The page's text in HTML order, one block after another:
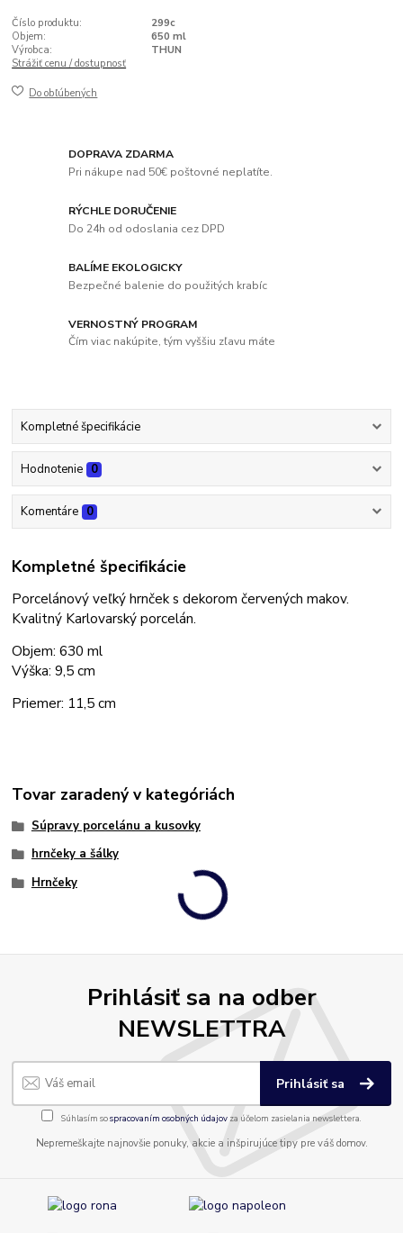
Číslo produktu:
299c
Objem:
650 ml
Výrobca:
THUN
Strážiť cenu / dostupnosť
Do obľúbených
DOPRAVA ZDARMA
Pri nákupe nad 50€ poštovné neplatíte.
RÝCHLE DORUČENIE
Do 24h od odoslania cez DPD
BALÍME EKOLOGICKY
Bezpečné balenie do použitých krabíc
VERNOSTNÝ PROGRAM
Čím viac nakúpite, tým vyššiu zľavu máte
Kompletné špecifikácie
Hodnotenie 0
Komentáre 0
Kompletné špecifikácie
Porcelánový veľký hrnček s dekorom červených makov.
Kvalitný Karlovarský porcelán.
Objem: 630 ml
Výška: 9,5 cm
Priemer: 11,5 cm
Tovar zaradený v kategóriách
Súpravy porcelánu a kusovky
hrnčeky a šálky
Hrnčeky
Prihlásiť sa na odber
NEWSLETTRA
Prihlásiť sa
Súhlasím sospracovaním osobných údajov za účelom zasielania newslettera.
Nepremeškajte najnovšie ponuky, akcie a inšpirujúce tipy pre váš domov.